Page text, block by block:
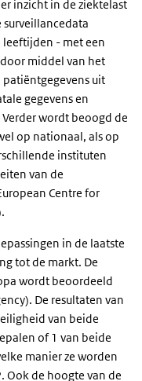
inzicht in de ziektelast
surveillancedata
leeftijden - met een
middel van het
uit
gegevens en
wordt beoogd de
op nationaal, als op
instituten
van de
Centre for
in de laatste
tot de markt. De
wordt beoordeeld
De resultaten van
van beide
of 1 van beide
manier ze worden
. Ook de hoogte van de